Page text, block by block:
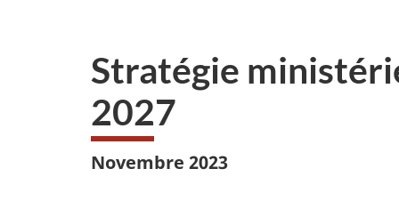
Stratégie
2027
Novembre 2023